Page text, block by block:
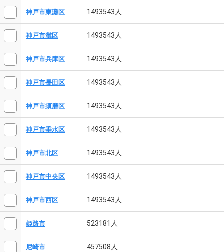
神戸市東灘区 1493543人
神戸市灘区 1493543人
神戸市兵庫区 1493543人
神戸市長田区 1493543人
神戸市須磨区 1493543人
神戸市垂水区 1493543人
神戸市北区 1493543人
神戸市中央区 1493543人
神戸市西区 1493543人
姫路市 523181人
尼崎市 457508人